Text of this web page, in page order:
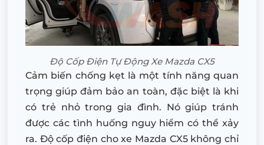
Độ Cốp Điện Tự Động Xe Mazda CX5
Cảm biến chống kẹt là một tính năng quan
trọng giúp đảm bảo an toàn, đặc biệt là khi
có trẻ nhỏ trong gia đình. Nó giúp tránh
được các tình huống nguy hiểm có thể xảy
ra. Độ cốp điện cho xe Mazda CX5 không chỉ